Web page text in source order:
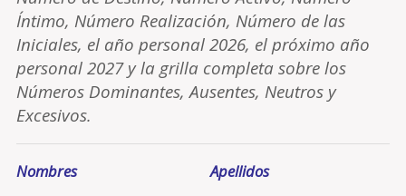
Íntimo, Número Realización, Número de las
Iniciales, el año personal 2026, el próximo año
personal 2027 y la grilla completa sobre los
Números Dominantes, Ausentes, Neutros y
Excesivos.
Nombres Apellidos